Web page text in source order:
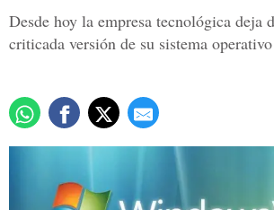
Desde hoy la empresa tecnológica deja
criticada versión de su sistema operativo